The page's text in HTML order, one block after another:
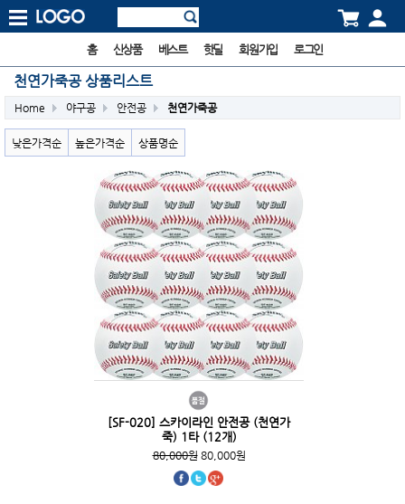
홈 신상품 베스트 핫딜 회원가입 로그인
천연가죽공 상품리스트
Home 야구공 안전공 천연가죽공
낮은가격순 높은가격순 상품명순
[SF-020] 스카이라인 안전공 (천연가
죽) 1타 (12개)
80,000원80,000원